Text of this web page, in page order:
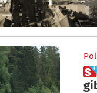
 Einsatz von Nuklearwaffen: Welche möglichen Schreckensszenarien